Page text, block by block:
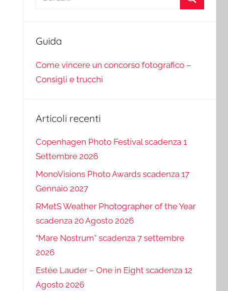
Guida
Come vincere un concorso fotografico –
Consigli e trucchi
Articoli recenti
Copenhagen Photo Festival scadenza 1
Settembre 2026
MonoVisions Photo Awards scadenza 17
Gennaio 2027
RMetS Weather Photographer of the Year
scadenza 20 Agosto 2026
“Mare Nostrum” scadenza 7 settembre
2026
Estée Lauder – One in Eight scadenza 12
Agosto 2026